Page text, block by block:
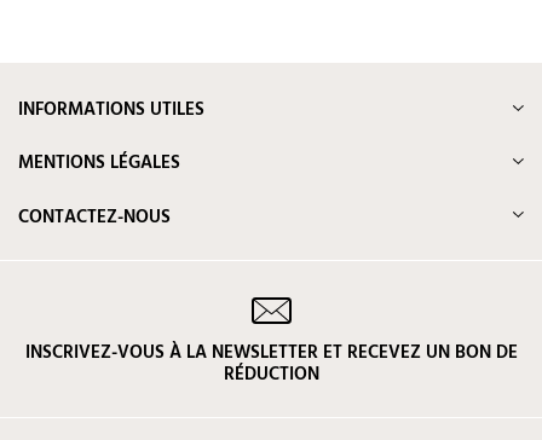
INFORMATIONS UTILES
MENTIONS LÉGALES
CONTACTEZ-NOUS
INSCRIVEZ-VOUS À LA NEWSLETTER ET RECEVEZ UN BON DE
RÉDUCTION